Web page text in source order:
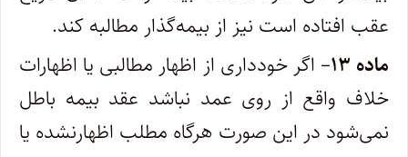
عقب افتاده است نیز از بیمه‌گذار مطالبه کند.
ماده ۱۳
– اگر خودداری از اظهار مطالبی یا اظهارات
خلاف واقع از روی عمد نباشد عقد بیمه باطل
نمی‌شود در این صورت هرگاه مطلب اظهار‌نشده یا